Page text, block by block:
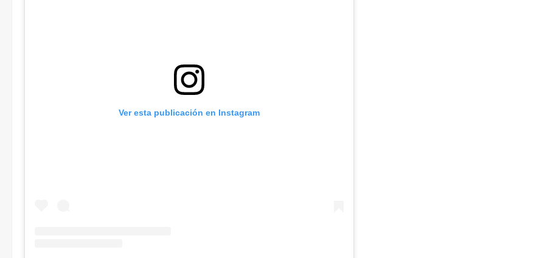
Ver esta publicación en Instagram